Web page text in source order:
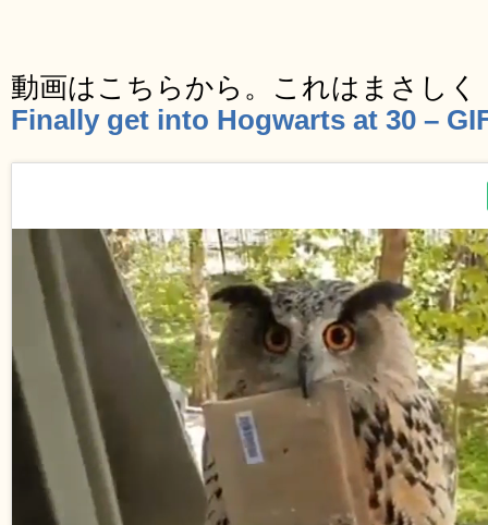
動画はこちらから。これはまさし
Finally get into Hogwarts at 30 –